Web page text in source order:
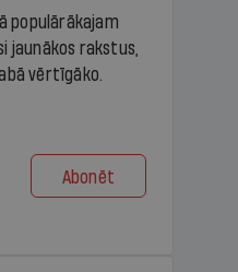
populārākajam
jaunākos rakstus,
vērtīgāko.
Abonēt